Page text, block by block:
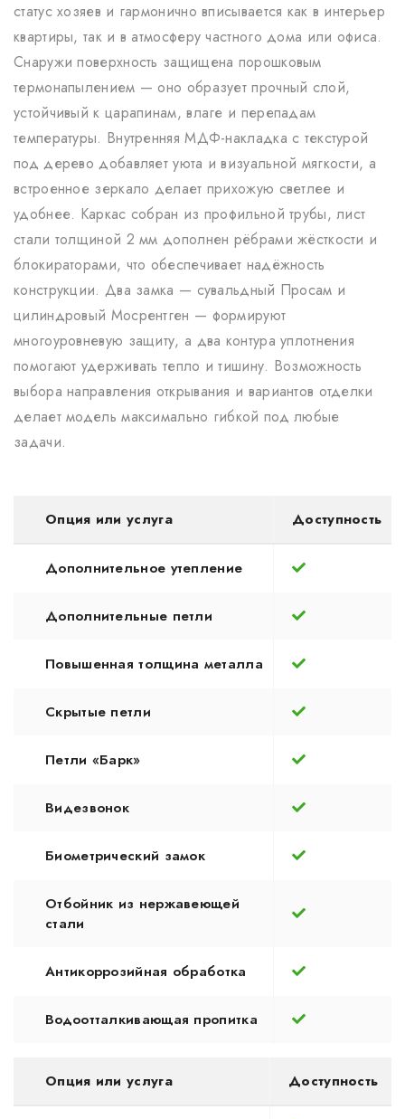
статус хозяев и гармонично вписывается как в интерьер
квартиры, так и в атмосферу частного дома или офиса.
Снаружи поверхность защищена порошковым
термонапылением — оно образует прочный слой,
устойчивый к царапинам, влаге и перепадам
температуры. Внутренняя МДФ-накладка с текстурой
под дерево добавляет уюта и визуальной мягкости, а
встроенное зеркало делает прихожую светлее и
удобнее. Каркас собран из профильной трубы, лист
стали толщиной 2 мм дополнен рёбрами жёсткости и
блокираторами, что обеспечивает надёжность
конструкции. Два замка — сувальдный Просам и
цилиндровый Мосрентген — формируют
многоуровневую защиту, а два контура уплотнения
помогают удерживать тепло и тишину. Возможность
выбора направления открывания и вариантов отделки
делает модель максимально гибкой под любые
задачи.
Опция или услуга Доступность
Дополнительное утепление
Дополнительные петли
Повышенная толщина металла
Скрытые петли
Петли «Барк»
Видезвонок
Биометрический замок
Отбойник из нержавеющей
стали
Антикоррозийная обработка
Водоотталкивающая пропитка
Опция или услуга Доступность